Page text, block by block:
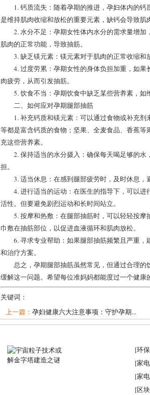
1. 钙质流失：随着孕期的推进，孕妇体内的
是维持肌肉收缩和放松的重要元素，缺钙会导致肌
2. 水分不足：孕期女性体内水分的需求量增
肌肉的正常功能，导致抽筋。
3. 缺乏镁元素：镁元素对于肌肉的正常收缩和
4. 过度劳累：孕期女性的身体负担加重，如
肉疲劳，从而引发抽筋。
5. 饮食不当：孕期饮食中缺乏某些营养素，如
二、如何应对孕期腿部抽筋
1. 补充钙质和镁元素：可以通过食物或补充
等都是富含钙质的食物；坚果、全麦食品、香蕉
充这些营养素。
2. 保持适当的水分摄入：确保每天喝足够的
担。
3. 适当休息：在感到腿部疲劳时，及时休息，
4. 进行适当的运动：在医生的指导下，可以
活性。但要避免剧烈运动和长时间站立。
5. 按摩和热敷：在腿部抽筋时，可以轻轻按
巾敷在抽筋部位，以促进血液循环和肌肉放松。
6. 寻求专业帮助：如果腿部抽筋频繁且严重
和治疗方案。
总之，孕期腿部抽筋虽然常见，但通过合理
缓解这一问题。希望每位准妈妈都能度过一个健康
关键词：
上一篇： 孕妇健康六大注意事项：守护孕期...
[环保
[家电
[家电
[区块